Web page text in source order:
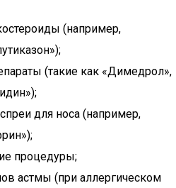
(например,
(такие как «Димедрол»,
для носа (например,
процедуры;
астмы (при аллергическом